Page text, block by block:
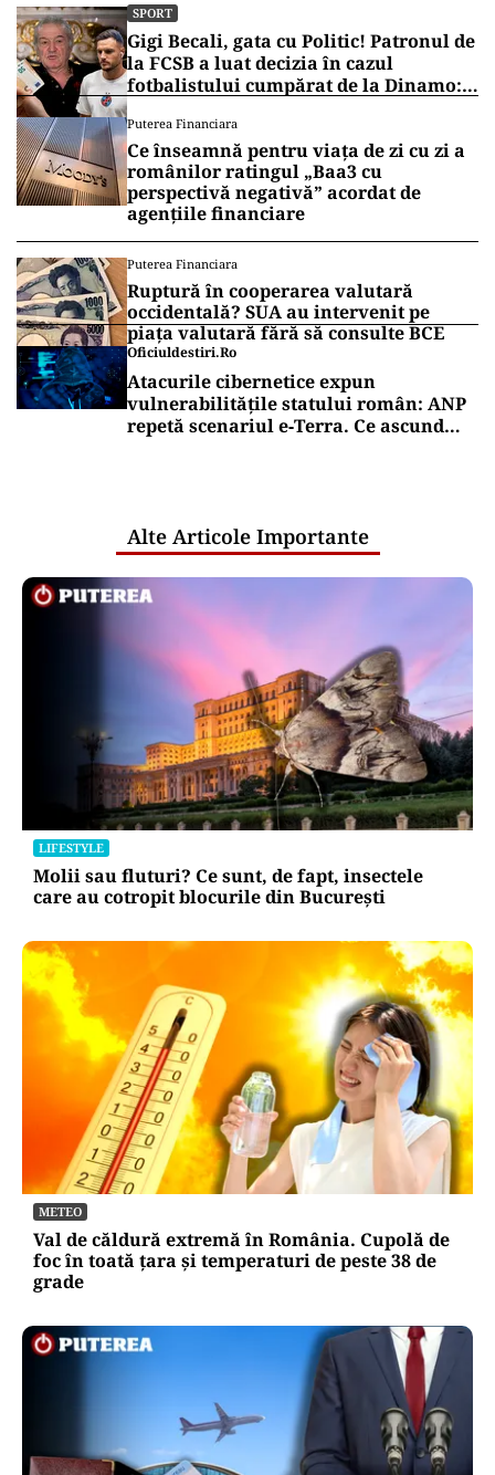
Iar ediția asta pare decisă să nu respecte prea
mult mobilierul din sufrageria favoriților.
Vrei să fii mereu la curent cu toate știrile? Urmărește
Puterea.ro și pe canalul de WhatsApp
SPORT
Infantino scoate Cupa Mondială la
mezat. Dinastia Trump a mirosit
imediat unde sunt banii
SPORT
la FCSB a luat decizia în cazul
fotbalistului cumpărat de la Dinamo:
„Fac curățenie! Nu e de echipa asta”
agențiile financiare
Puterea Financiara
Ruptură în cooperarea valutară
occidentală? SUA au intervenit pe
piața valutară fără să consulte BCE
Atacurile cibernetice expun
vulnerabilitățile statului român: ANP
repetă scenariul e‑Terra. Ce ascund
comunicările oficiale și cine răspunde
pentru mentenanța IT a instituțiilor
publice
Alte Articole Importante
LIFESTYLE
Molii sau fluturi? Ce sunt, de fapt, insectele
care au cotropit blocurile din București